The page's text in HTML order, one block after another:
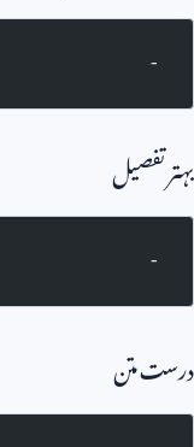
-
بہتر تفصیل
-
درست متن